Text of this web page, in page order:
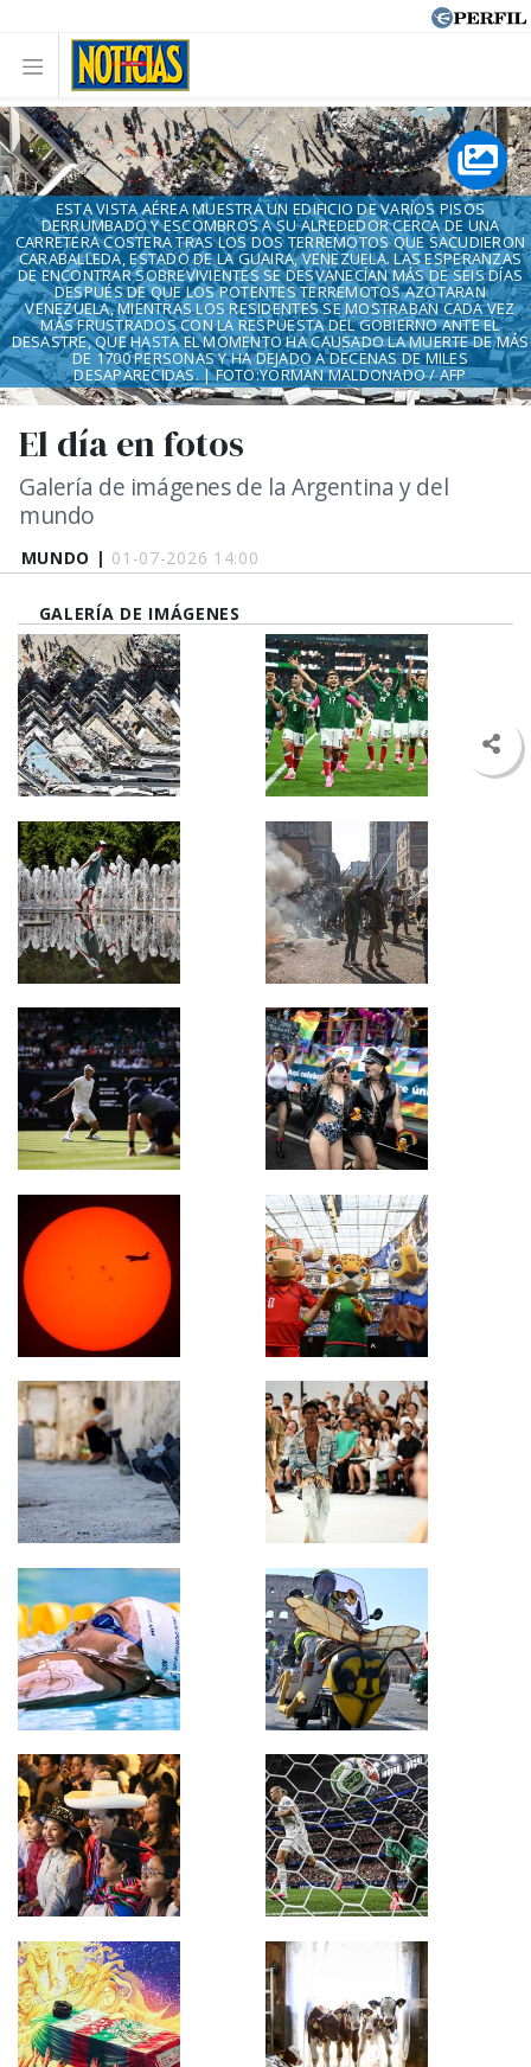
MUNDO | 01-07-2026 14:00
El día en fotos
Galería de imágenes de la Argentina y del
mundo
ESTA VISTA AÉREA MUESTRA UN EDIFICIO DE VARIOS PISOS
DERRUMBADO Y ESCOMBROS A SU ALREDEDOR CERCA DE UNA
CARRETERA COSTERA TRAS LOS DOS TERREMOTOS QUE SACUDIERON
CARABALLEDA, ESTADO DE LA GUAIRA, VENEZUELA. LAS ESPERANZAS
DE ENCONTRAR SOBREVIVIENTES SE DESVANECÍAN MÁS DE SEIS DÍAS
DESPUÉS DE QUE LOS POTENTES TERREMOTOS AZOTARAN
VENEZUELA, MIENTRAS LOS RESIDENTES SE MOSTRABAN CADA VEZ
MÁS FRUSTRADOS CON LA RESPUESTA DEL GOBIERNO ANTE EL
DESASTRE, QUE HASTA EL MOMENTO HA CAUSADO LA MUERTE DE MÁS
DE 1700 PERSONAS Y HA DEJADO A DECENAS DE MILES
DESAPARECIDAS. | FOTO:YORMAN MALDONADO / AFP
GALERÍA DE IMÁGENES